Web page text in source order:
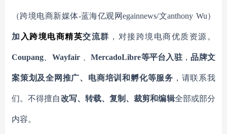
（跨境电商新媒体-蓝海亿观网egainnews/文anthony Wu）
加 入 跨境电商精英交流群 ，对接跨境电商优质资源。
Coupang Wayfair 、MercadoLibre等平台入驻 ，品牌文
案策划及全网推广、电商培训和孵化等服务 ，请联系我
们。不得擅自改写、转载、复制、裁剪和编辑全部或部分
内容。